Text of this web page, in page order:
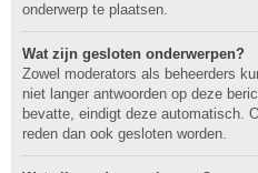
onderwerp te plaatsen.
Wat zijn gesloten onderwerpen?
Zowel moderators als beheerders
niet langer antwoorden op deze
bevatte, eindigt deze automatisch.
reden dan ook gesloten worden.